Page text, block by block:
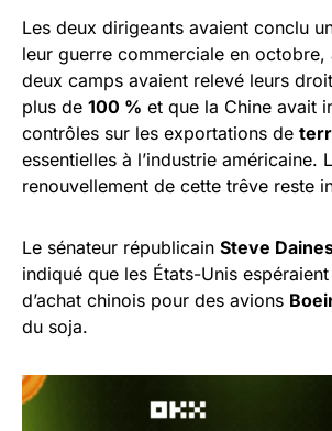
Les deux dirigeants avaient conclu
leur guerre commerciale en octobre,
deux camps avaient relevé leurs
plus de 100 % et que la Chine avait
contrôles sur les exportations de
essentielles à l’industrie américaine.
renouvellement de cette trêve reste
Le sénateur républicain Steve
indiqué que les États-Unis
d’achat chinois pour des avions
du soja.